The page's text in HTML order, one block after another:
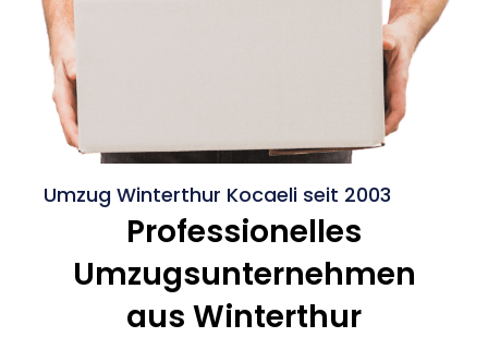
Umzug Winterthur Kocaeli seit 2003
Professionelles
Umzugsunternehmen
aus Winterthur